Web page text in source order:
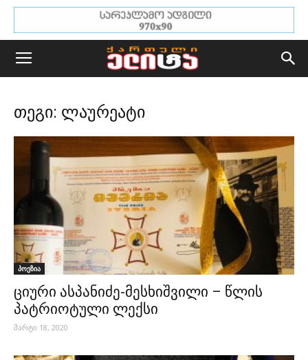
თეგი: ლაურეატი
პოეზია
ციური ასპანიძე-მესხიშვილი – წლის
პატრიოტული ლექსი
მარტი 18, 2020